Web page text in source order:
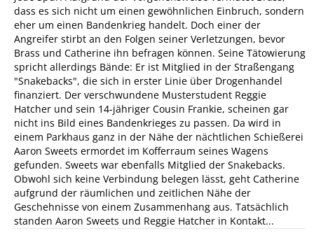
dass es sich nicht um einen gewöhnlichen Einbruch, sondern
eher um einen Bandenkrieg handelt. Doch einer der
Angreifer stirbt an den Folgen seiner Verletzungen, bevor
Brass und Catherine ihn befragen können. Seine Tätowierung
spricht allerdings Bände: Er ist Mitglied in der Straßengang
"Snakebacks", die sich in erster Linie über Drogenhandel
finanziert. Der verschwundene Musterstudent Reggie
Hatcher und sein 14-jähriger Cousin Frankie, scheinen gar
nicht ins Bild eines Bandenkrieges zu passen. Da wird in
einem Parkhaus ganz in der Nähe der nächtlichen Schießerei
Aaron Sweets ermordet im Kofferraum seines Wagens
gefunden. Sweets war ebenfalls Mitglied der Snakebacks.
Obwohl sich keine Verbindung belegen lässt, geht Catherine
aufgrund der räumlichen und zeitlichen Nähe der
Geschehnisse von einem Zusammenhang aus. Tatsächlich
standen Aaron Sweets und Reggie Hatcher in Kontakt...